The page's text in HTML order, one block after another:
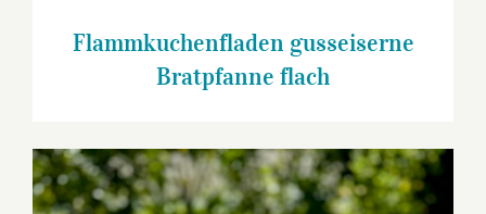
Flammkuchenfladen gusseiserne
Bratpfanne flach